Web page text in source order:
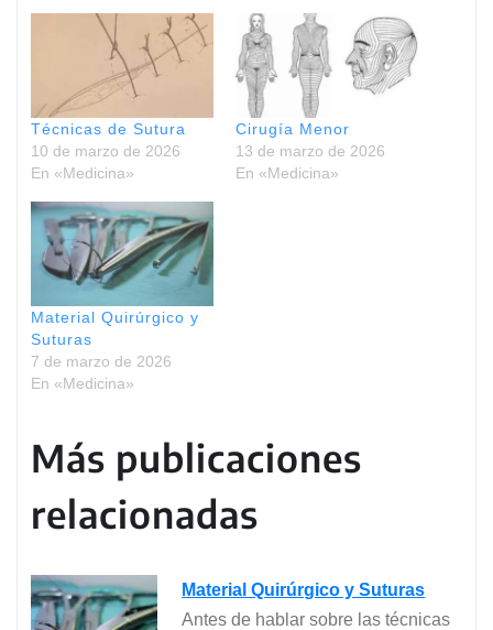
Técnicas de Sutura
10 de marzo de 2026
En «Medicina»
Cirugía Menor
13 de marzo de 2026
En «Medicina»
Material Quirúrgico y
Suturas
7 de marzo de 2026
En «Medicina»
Más publicaciones
relacionadas
Material Quirúrgico y Suturas
Antes de hablar sobre las técnicas